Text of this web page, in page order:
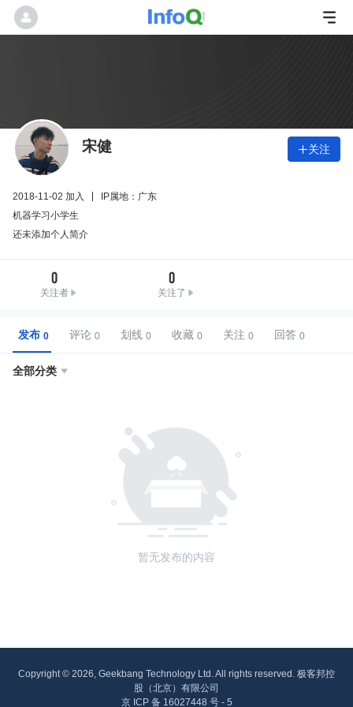
宋健 关注
2018-11-02 加入
IP属地：广东
机器学习小学生
还未添加个人简介
0
关注者
0
关注了
发布 评论 划线 收藏 关注 回答
全部分类 
暂无发布的内容
Copyright © 2026, Geekbang Technology Ltd. All rights reserved. 极客邦控
股（北京）有限公司
京 ICP 备 16027448 号 - 5